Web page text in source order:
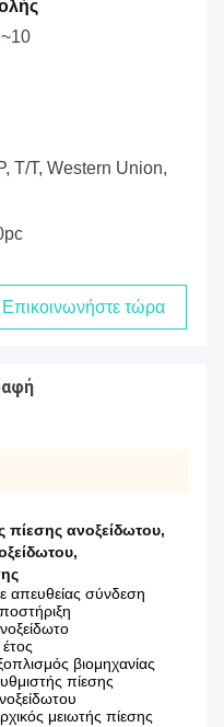
T/T, Western Union,
Επικοινωνήστε τώρα
πίεσης ανοξείδωτου,
,
απευθείας σύνδεση
βιομηχανίας
πίεσης
μειωτής πίεσης